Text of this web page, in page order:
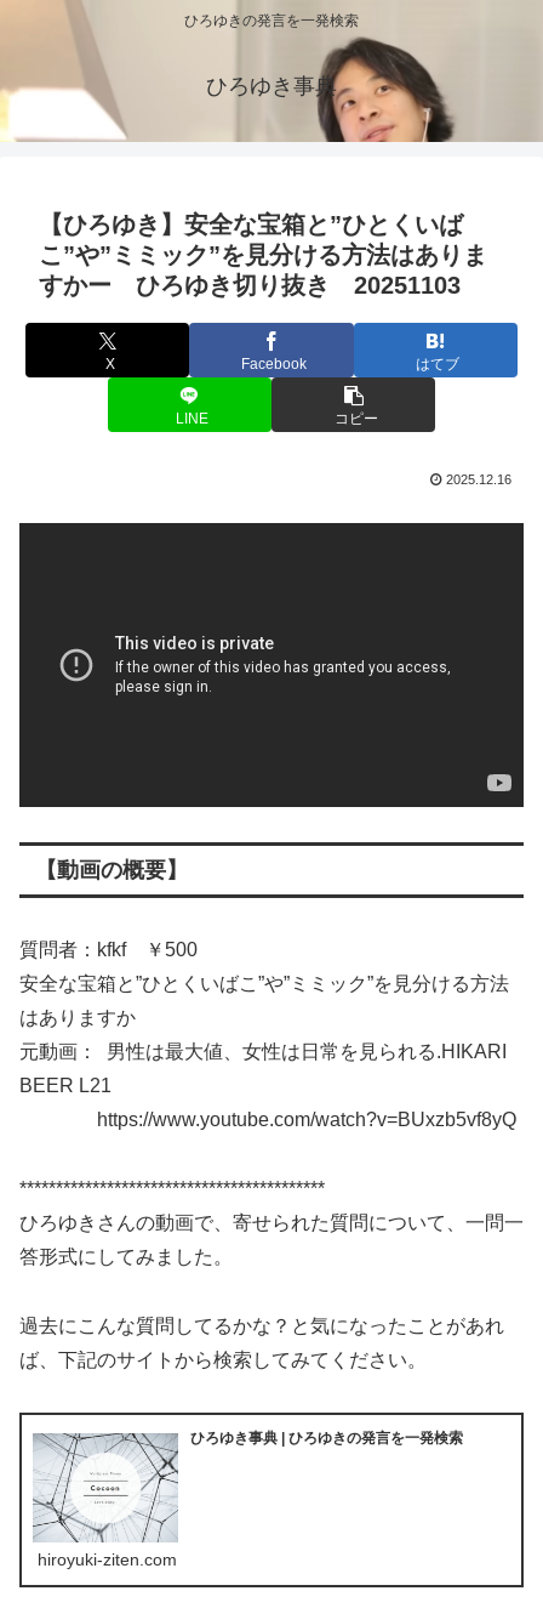
ひろゆきの発言を一発検索
ひろゆき事典
【ひろゆき】安全な宝箱と”ひとくいば
こ”や”ミミック”を見分ける方法はありま
すかー ひろゆき切り抜き 20251103
X Facebook はてブ
LINE コピー
2025.12.16
【動画の概要】
質問者：kfkf ￥500
安全な宝箱と”ひとくいばこ”や”ミミック”を見分ける方法
はありますか
元動画： 男性は最大値、女性は日常を見られる.HIKARI
BEER L21
https://www.youtube.com/watch?v=BUxzb5vf8yQ
******************************************
ひろゆきさんの動画で、寄せられた質問について、一問一
答形式にしてみました。
過去にこんな質問してるかな？と気になったことがあれ
ば、下記のサイトから検索してみてください。
ひろゆき事典 | ひろゆきの発言を一発検索
hiroyuki-ziten.com